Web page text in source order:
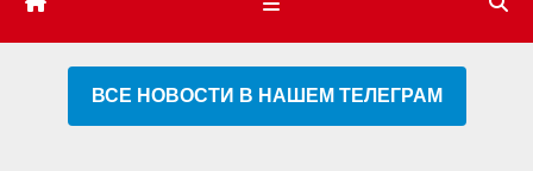
ВСЕ НОВОСТИ В НАШЕМ ТЕЛЕГРАМ